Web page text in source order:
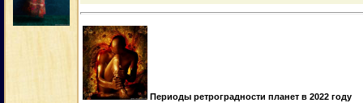
Периоды ретроградности планет в 2022 году